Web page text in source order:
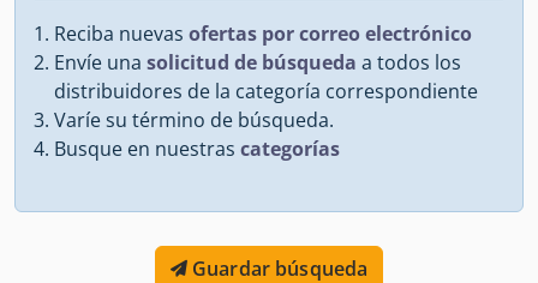
Reciba nuevas ofertas por correo electrónico
Envíe una solicitud de búsqueda a todos los
distribuidores de la categoría correspondiente
Varíe su término de búsqueda.
Busque en nuestras categorías
Guardar búsqueda